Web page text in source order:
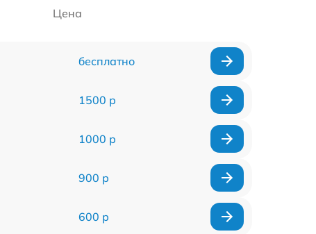
Цена
бесплатно
1500 р
1000 р
900 р
600 р